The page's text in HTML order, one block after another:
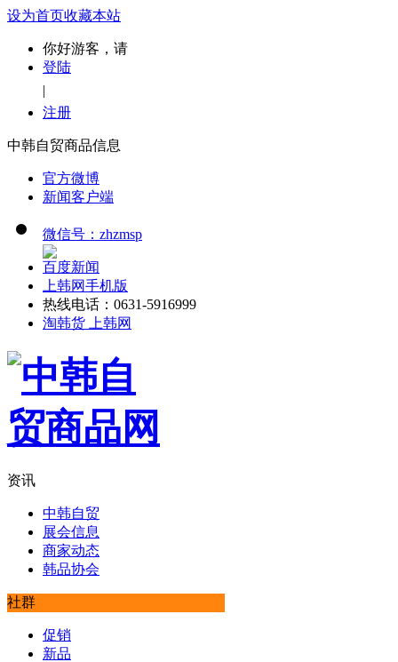
设为首页收藏本站
你好游客，请
登陆
|
注册
中韩自贸商品信息
官方微博
新闻客户端
微信号：zhzmsp
百度新闻
上韩网手机版
热线电话：0631-5916999
淘韩货 上韩网
资讯
中韩自贸
展会信息
商家动态
韩品协会
社群
促销
新品